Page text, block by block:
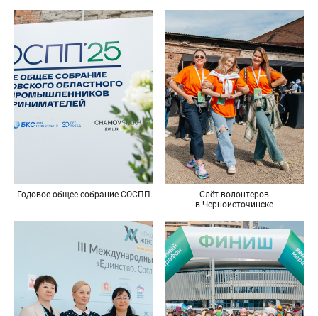
Годовое общее собрание СОСПП
Слёт волонтеров
в Черноисточинске